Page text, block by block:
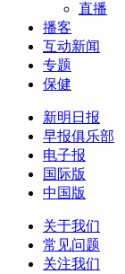
直播
播客
互动新闻
专题
保健
新明日报
早报俱乐部
电子报
国际版
中国版
关于我们
常见问题
关注我们